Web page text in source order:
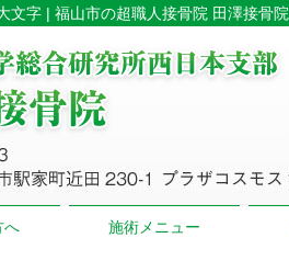
文字 | 福山市の超職人接骨院 田澤接骨院
へ 施術メニュー